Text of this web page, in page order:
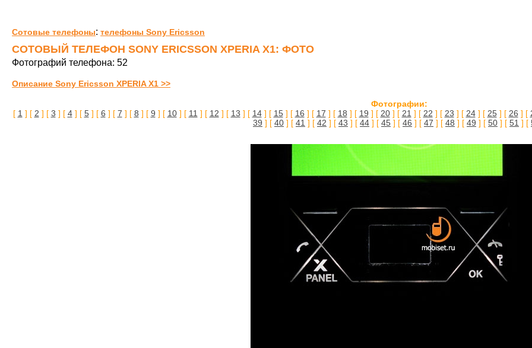
Сотовые телефоны: телефоны Sony Ericsson
СОТОВЫЙ ТЕЛЕФОН SONY ERICSSON XPERIA X1: ФОТО
Фотографий телефона: 52
Описание Sony Ericsson XPERIA X1 >>
Фотографии:
[ 1 ] [ 2 ] [ 3 ] [ 4] [ 5] [ 6 ] [ 7 ] [ 8 ] [ 9 ] [ 10] [ 11 ] [ 12 ] [ 13 ] [ 14] [ 15] [ 16 ] [ 17 ] [ 18 ] [ 19 ] [ 20] [ 21 ] [ 22 ] [ 23 ] [ 24] [ 25] [ 26 ] [
39 ] [ 40 ] [ 41 ] [ 42 ] [ 43 ] [ 44 ] [ 45 ] [ 46 ] [ 47 ] [ 48 ] [ 49 ] [ 50 ] [ 51 ] [